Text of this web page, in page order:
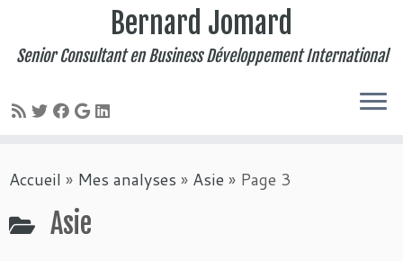
au
contenu
Bernard Jomard
Senior Consultant en Business Développement International
Accueil » Mes analyses » Asie » Page 3
Asie